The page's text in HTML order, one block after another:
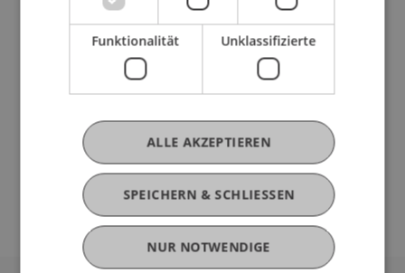
Werdegang
Auszeichnungen
Funktionalität Unklassifizierte
SPEICHERN & SCHLIESSEN
ALLE AKZEPTIEREN
NUR NOTWENDIGE